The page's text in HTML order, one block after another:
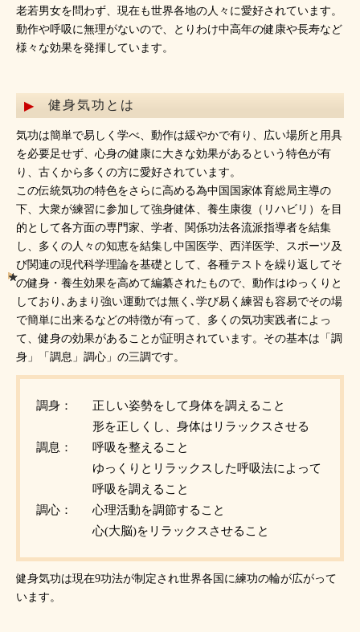
老若男女を問わず、現在も世界各地の人々に愛好されています。
動作や呼吸に無理がないので、とりわけ中高年の健康や長寿など
様々な効果を発揮しています。
健身気功とは
気功は簡単で易しく学べ、動作は緩やかで有り、広い場所と用具
を必要足せず、心身の健康に大きな効果があるという特色が有
り、古くから多くの方に愛好されています。
この伝統気功の特色をさらに高める為中国国家体育総局主導の
下、大衆が練習に参加して強身健体、養生康復（リハビリ）を目
的として各方面の専門家、学者、関係功法各流派指導者を結集
し、多くの人々の知恵を結集し中国医学、西洋医学、スポーツ及
び関連の現代科学理論を基礎として、各種テストを繰り返してそ
の健身・養生効果を高めて編纂されたもので、動作はゆっくりと
しており､あまり強い運動では無く､学び易く練習も容易でその場
で簡単に出来るなどの特徴が有って、多くの気功実践者によっ
て、健身の効果があることが証明されています。その基本は「調
身」「調息」調心」の三調です。
調身：
正しい姿勢をして身体を調えること
形を正しくし、身体はリラックスさせる
調息：
呼吸を整えること
ゆっくりとリラックスした呼吸法によって
呼吸を調えること
調心：
心理活動を調節すること
心(大脳)をリラックスさせること
健身気功は現在9功法が制定され世界各国に練功の輪が広がって
います。